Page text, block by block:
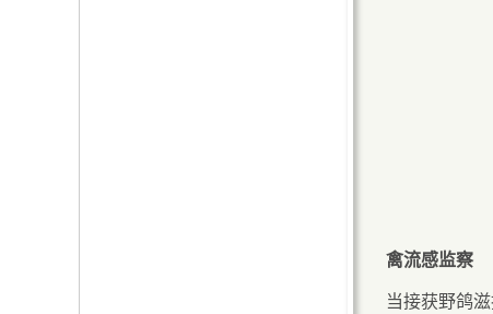
禽流感监察
当接获野鸽